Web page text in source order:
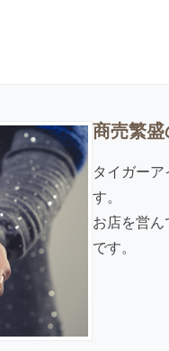
商売繁
タイガー
す。
お店を営ん
です。